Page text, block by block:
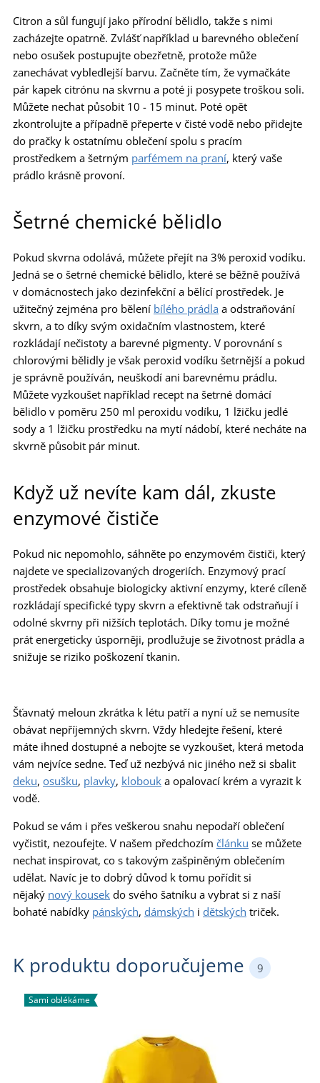
Citron a sůl fungují jako přírodní bělidlo, takže s nimi
zacházejte opatrně. Zvlášť například u barevného oblečení
nebo osušek postupujte obezřetně, protože může
zanechávat vybledlejší barvu. Začněte tím, že vymačkáte
pár kapek citrónu na skvrnu a poté ji posypete troškou soli.
Můžete nechat působit 10 - 15 minut. Poté opět
zkontrolujte a případně přeperte v čisté vodě nebo přidejte
do pračky k ostatnímu oblečení spolu s pracím
prostředkem a šetrným parfémem na praní, který vaše
prádlo krásně provoní.
Šetrné chemické bělidlo
Pokud skvrna odolává, můžete přejít na 3% peroxid vodíku.
Jedná se o šetrné chemické bělidlo, které se běžně používá
v domácnostech jako dezinfekční a bělící prostředek. Je
užitečný zejména pro bělení bílého prádla a odstraňování
skvrn, a to díky svým oxidačním vlastnostem, které
rozkládají nečistoty a barevné pigmenty. V porovnání s
chlorovými bělidly je však peroxid vodíku šetrnější a pokud
je správně používán, neuškodí ani barevnému prádlu.
Můžete vyzkoušet například recept na šetrné domácí
bělidlo v poměru 250 ml peroxidu vodíku, 1 lžičku jedlé
sody a 1 lžičku prostředku na mytí nádobí, které necháte na
skvrně působit pár minut.
Když už nevíte kam dál, zkuste
enzymové čističe
Pokud nic nepomohlo, sáhněte po enzymovém čističi, který
najdete ve specializovaných drogeriích. Enzymový prací
prostředek obsahuje biologicky aktivní enzymy, které cíleně
rozkládají specifické typy skvrn a efektivně tak odstraňují i
odolné skvrny při nižších teplotách. Díky tomu je možné
prát energeticky úsporněji, prodlužuje se životnost prádla a
snižuje se riziko poškození tkanin.
Šťavnatý meloun zkrátka k létu patří a nyní už se nemusíte
obávat nepříjemných skvrn. Vždy hledejte řešení, které
máte ihned dostupné a nebojte se vyzkoušet, která metoda
vám nejvíce sedne. Teď už nezbývá nic jiného než si sbalit
deku, osušku, plavky, klobouk a opalovací krém a vyrazit k
vodě.
Pokud se vám i přes veškerou snahu nepodaří oblečení
vyčistit, nezoufejte. V našem předchozím článku se můžete
nechat inspirovat, co s takovým zašpiněným oblečením
udělat. Navíc je to dobrý důvod k tomu pořídit si
nějaký nový kousek do svého šatníku a vybrat si z naší
bohaté nabídky pánských, dámských i dětských triček.
K produktu doporučujeme 9
Sami oblékáme